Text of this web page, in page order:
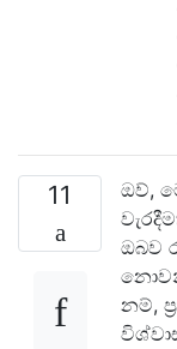
11
ඔව්,
ඔබව
නම්,